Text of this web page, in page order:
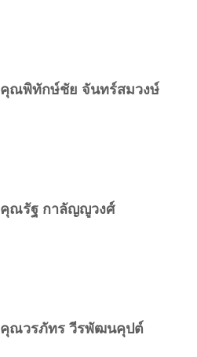
คุณพิทักษ์ชัย จันทร์สมวงษ์
คุณรัฐ กาลัญญูวงศ์
คุณวรภัทร วีรพัฒนคุปต์